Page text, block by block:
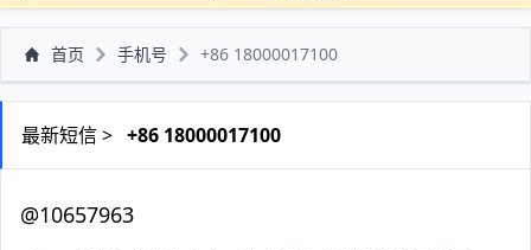
首页 手机号 +86 18000017100
最新短信 > +86 18000017100
@10657963